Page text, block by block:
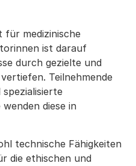
für medizinische
ist darauf
durch gezielte und
Teilnehmende
diese in
technische Fähigkeiten
die ethischen und